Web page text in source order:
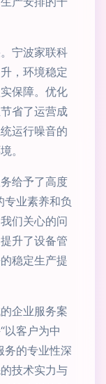
宁波家联科
，环境稳定
保障。优化
省了运营成
运行噪音的
。
给予了高度
专业素养和负
们关心的问
升了设备管
稳定生产提
企业服务案
以客户为中
务的专业性深
技术实力与